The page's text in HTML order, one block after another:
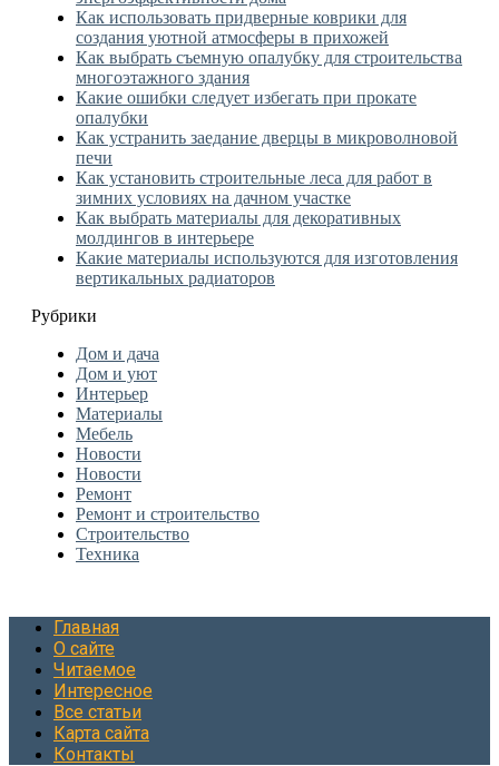
Как использовать придверные коврики для
создания уютной атмосферы в прихожей
Как выбрать съемную опалубку для строительства
многоэтажного здания
Какие ошибки следует избегать при прокате
опалубки
Как устранить заедание дверцы в микроволновой
печи
Как установить строительные леса для работ в
зимних условиях на дачном участке
Как выбрать материалы для декоративных
молдингов в интерьере
Какие материалы используются для изготовления
вертикальных радиаторов
Рубрики
Дом и дача
Дом и уют
Интерьер
Материалы
Мебель
Новости
Новости
Ремонт
Ремонт и строительство
Строительство
Техника
Главная
О сайте
Читаемое
Интересное
Все статьи
Карта сайта
Контакты